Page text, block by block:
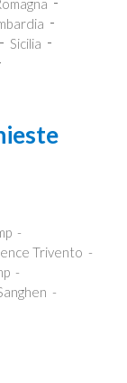
Sicilia
Trivento